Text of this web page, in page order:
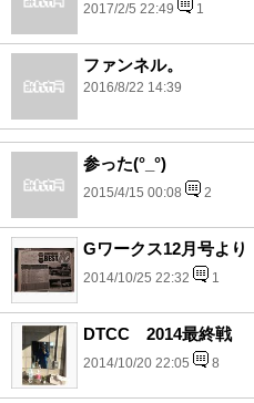
2017/2/5 22:49 1
ファンネル。
2016/8/22 14:39
参った(°_°)
2015/4/15 00:08 2
Gワークス12月号より
2014/10/25 22:32 1
DTCC 2014最終戦
2014/10/20 22:05 8